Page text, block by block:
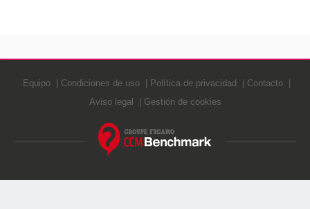
Equipo Condiciones de uso Política de privacidad
Contacto
Aviso legal
Gestión de cookies